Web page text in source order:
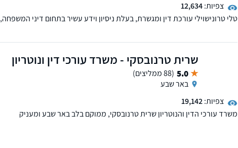
צפיות:12,634
טלי טרונישוילי עורכת דין ומגשרת, בעלת ניסיון וידע עשיר בתחום דיני המשפחה,
שרית טרנובסקי - משרד עורכי דין ונוטריון
5.0 (88 ממליצים)
באר שבע
צפיות:19,142
משרד עורכי הדין והנוטריון שרית טרנובסקי, ממוקם בלב באר שבע ומעניק